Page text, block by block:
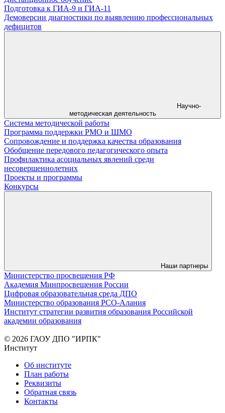
Подготовка к ГИА-9 и ГИА-11
Демоверсии диагностики по выявлению профессиональных
дефицитов
Научно-
методическая деятельность
Система методической работы
Программа поддержки РМО и ШМО
Сопровождение и поддержка качества образования
Обобщение передового педагогического опыта
Профилактика асоциальных явлений среди
несовершеннолетних
Проекты и программы
Конкурсы
Наши партнеры
Министерство просвещения РФ
Академия Минпросвещения России
Цифровая образовательная среда ДПО
Министерство образования РСО-Алания
Институт стратегии развития образования Российской
академии образования
© 2026 ГАОУ ДПО "ИРПК"
Институт
Об институте
План работы
Реквизиты
Обратная связь
Контакты